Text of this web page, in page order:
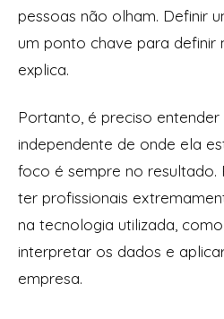
pessoas não olham. Definir
um ponto chave para definir
explica.
Portanto, é preciso
independente de onde ela
foco é sempre no resultado.
ter profissionais
na tecnologia utilizada,
interpretar os dados e
empresa.